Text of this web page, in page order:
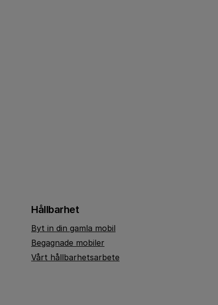
Hållbarhet
Byt in din gamla mobil
Begagnade mobiler
Vårt hållbarhetsarbete